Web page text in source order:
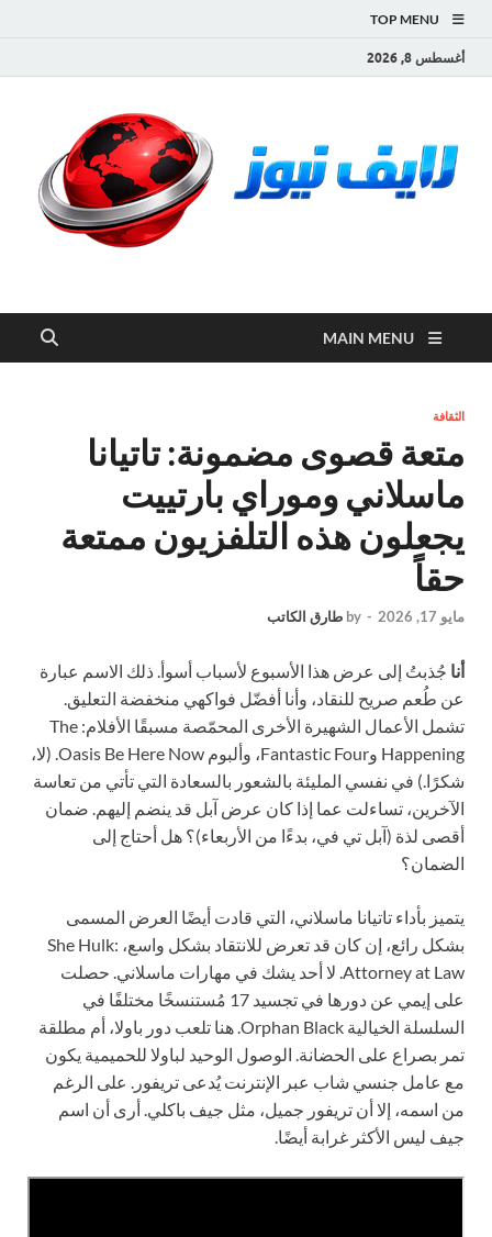
TOP MENU
أغسطس 8, 2026
لايف نيوز
MAIN MENU
الثقافة
متعة قصوى مضمونة: تاتيانا
ماسلاني وموراي بارتييت
يجعلون هذه التلفزيون ممتعة
حقاً
مايو 17, 2026 -
by طارق الكاتب
أنا جُذبتُ إلى عرض هذا الأسبوع لأسباب أسوأ. ذلك الاسم عبارة
عن طُعم صريح للنقاد، وأنا أفضّل فواكهي منخفضة التعليق.
تشمل الأعمال الشهيرة الأخرى المحمّصة مسبقًا الأفلام: The
Happening وFantastic Four، وألبوم Oasis Be Here Now. (لا،
شكرًا.) في نفسي المليئة بالشعور بالسعادة التي تأتي من تعاسة
الآخرين، تساءلت عما إذا كان عرض آبل قد ينضم إليهم. ضمان
أقصى لذة (آبل تي في، بدءًا من الأربعاء)؟ هل أحتاج إلى
الضمان؟
يتميز بأداء تاتيانا ماسلاني، التي قادت أيضًا العرض المسمى
بشكل رائع، إن كان قد تعرض للانتقاد بشكل واسع، She Hulk:
Attorney at Law. لا أحد يشك في مهارات ماسلاني. حصلت
على إيمي عن دورها في تجسيد 17 مُستنسخًا مختلفًا في
السلسلة الخيالية Orphan Black. هنا تلعب دور باولا، أم مطلقة
تمر بصراع على الحضانة. الوصول الوحيد لباولا للحميمية يكون
مع عامل جنسي شاب عبر الإنترنت يُدعى تريفور. على الرغم
من اسمه، إلا أن تريفور جميل، مثل جيف باكلي. أرى أن اسم
جيف ليس الأكثر غرابة أيضًا.